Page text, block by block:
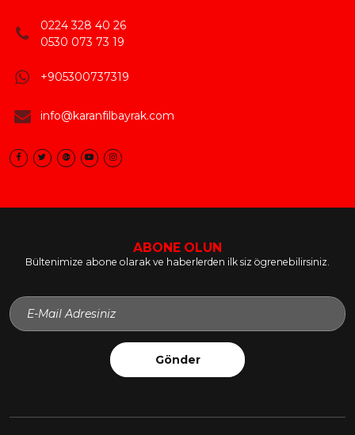
0224 328 40 26
0530 073 73 19
+905300737319
info@karanfilbayrak.com
ABONE OLUN
Bültenimize abone olarak ve haberlerden ilk siz ögrenebilirsiniz.
Gönder